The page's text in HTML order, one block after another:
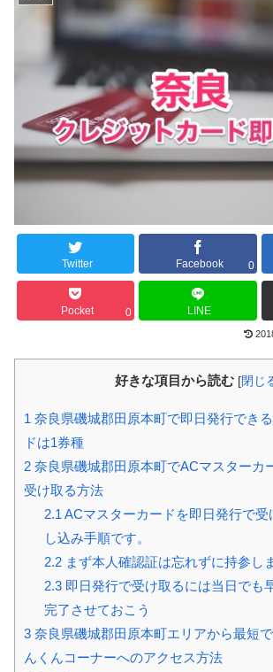
Twitter Facebook 0
Pocket 0 LINE
好きな項目から読む [閉じ
1 奈良県磯城郡田原本町で即日発行でき
ドは1券種
2 奈良県磯城郡田原本町でACマスターカ
受け取る方法
2.1 ACマスターカードを即日発行で受
し込み手順です。
2.2まず本人確認証は忘れずに持参し
2.3即日発行で受け取るには当日でも
完了させておこう
3 奈良県磯城郡田原本町エリアから最短
んくんコーナーへのアクセス方法